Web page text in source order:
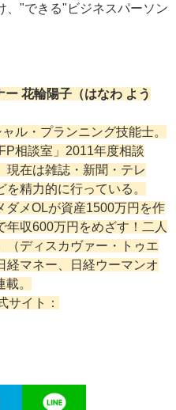
、"できる"ビジネスパーソン
花輪陽子（はなわ よう
ル・プランニング技能士。
相談室」2011年度相談
現在は雑誌・新聞・テレ
精力的に行っている。
ダメOLが資産1500万円を作
年収600万円をめざす！二人
（ディスカヴァー・トゥエ
経マネー、日経ウーマンオ
。
サイト：